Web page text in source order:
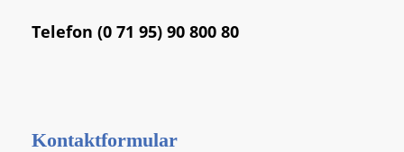
Telefon (0 71 95) 90 800 80
Kontaktformular